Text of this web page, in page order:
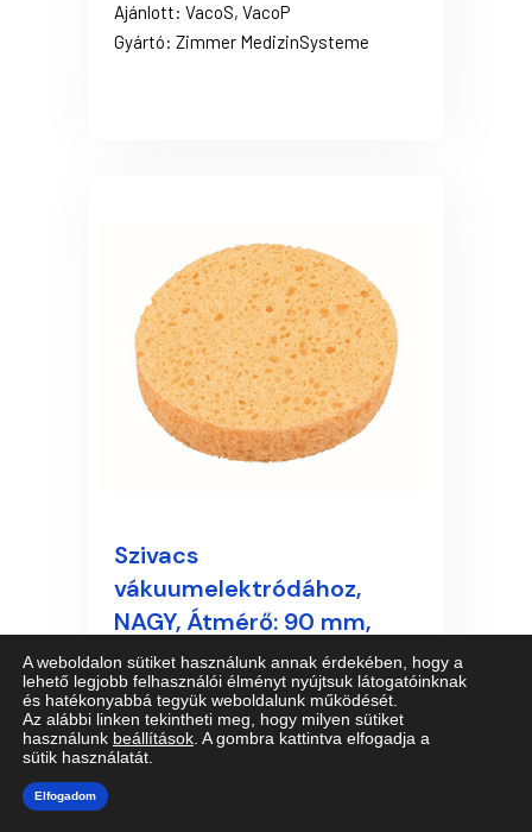
Ajánlott: VacoS, VacoP
Gyártó: Zimmer MedizinSysteme
Szivacs
vákuumelektródához,
NAGY, Átmérő: 90 mm,
Vastagság: kb. 11 mm, 1
darab
1.500 Ft + 27% áfa
A weboldalon sütiket használunk annak érdekében, hogy a
lehető legjobb felhasználói élményt nyújtsuk látogatóinknak
és hatékonyabbá tegyük weboldalunk működését.
Az alábbi linken tekintheti meg, hogy milyen sütiket
használunk beállítások . A gombra kattintva elfogadja a
sütik használatát.
Elfogadom